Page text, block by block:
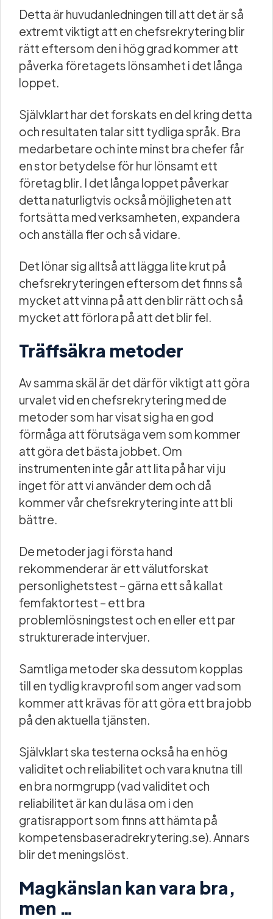
Detta är huvudanledningen till att det är så
extremt viktigt att en chefsrekrytering blir
rätt eftersom den i hög grad kommer att
påverka företagets lönsamhet i det långa
loppet.
Självklart har det forskats en del kring detta
och resultaten talar sitt tydliga språk. Bra
medarbetare och inte minst bra chefer får
en stor betydelse för hur lönsamt ett
företag blir. I det långa loppet påverkar
detta naturligtvis också möjligheten att
fortsätta med verksamheten, expandera
och anställa fler och så vidare.
Det lönar sig alltså att lägga lite krut på
chefsrekryteringen eftersom det finns så
mycket att vinna på att den blir rätt och så
mycket att förlora på att det blir fel.
Träffsäkra metoder
Av samma skäl är det därför viktigt att göra
urvalet vid en chefsrekrytering med de
metoder som har visat sig ha en god
förmåga att förutsäga vem som kommer
att göra det bästa jobbet. Om
instrumenten inte går att lita på har vi ju
inget för att vi använder dem och då
kommer vår chefsrekrytering inte att bli
bättre.
De metoder jag i första hand
rekommenderar är ett välutforskat
personlighetstest – gärna ett så kallat
femfaktortest – ett bra
problemlösningstest och en eller ett par
strukturerade intervjuer.
Samtliga metoder ska dessutom kopplas
till en tydlig kravprofil som anger vad som
kommer att krävas för att göra ett bra jobb
på den aktuella tjänsten.
Självklart ska testerna också ha en hög
validitet och reliabilitet och vara knutna till
en bra normgrupp (vad validitet och
reliabilitet är kan du läsa om i den
gratisrapport som finns att hämta på
kompetensbaseradrekrytering.se). Annars
blir det meningslöst.
Magkänslan kan vara bra,
men …